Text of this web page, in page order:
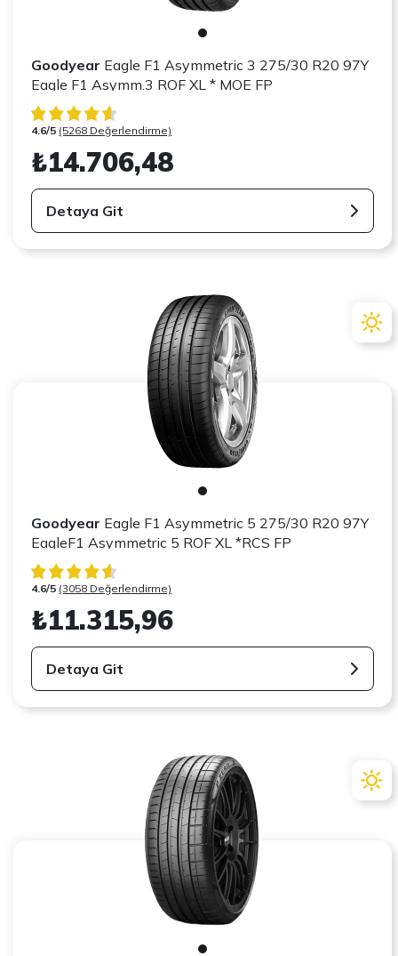
Goodyear Eagle F1 Asymmetric 3 275/30 R20 97Y
Eagle F1 Asymm.3 ROF XL * MOE FP
4.6/5 (5268 Değerlendirme)
₺14.706,48
Detaya Git
Goodyear Eagle F1 Asymmetric 5 275/30 R20 97Y
EagleF1 Asymmetric 5 ROF XL *RCS FP
4.6/5 (3058 Değerlendirme)
₺11.315,96
Detaya Git